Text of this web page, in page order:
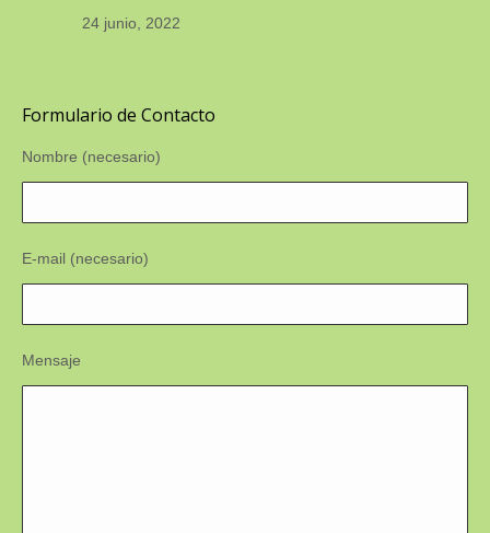
24 junio, 2022
Formulario de Contacto
Nombre (necesario)
E-mail (necesario)
Mensaje